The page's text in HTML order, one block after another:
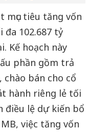
mục tiêu tăng vốn
102.687 tỷ
Kế hoạch này
phần gồm trả
bán cho cổ
hành riêng lẻ tối
điều lệ dự kiến bổ
việc tăng vốn